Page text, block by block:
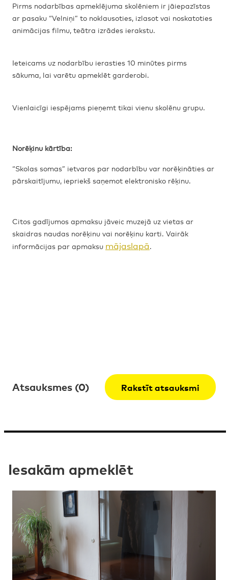
Pirms nodarbības apmeklējuma skolēniem ir jāiepazīstas
ar pasaku “Velniņi” to noklausoties, izlasot vai noskatoties
animācijas filmu, teātra izrādes ierakstu.
Ieteicams uz nodarbību ierasties 10 minūtes pirms
sākuma, lai varētu apmeklēt garderobi.
Vienlaicīgi iespējams pieņemt tikai vienu skolēnu grupu.
Norēķinu kārtība:
“Skolas somas” ietvaros par nodarbību var norēķināties ar
pārskaitījumu, iepriekš saņemot elektronisko rēķinu.
Citos gadījumos apmaksu jāveic muzejā uz vietas ar
skaidras naudas norēķinu vai norēķinu karti. Vairāk
informācijas par apmaksu mājaslapā
Atsauksmes (0) Rakstīt atsauksmi
Iesakām apmeklēt